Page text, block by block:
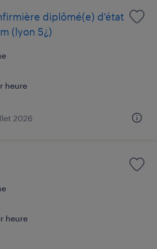
diplômé(e) d'état
(lyon 5¿)
heure
2026
heure